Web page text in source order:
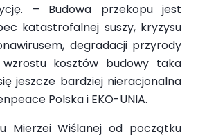
– Budowa przekopu jest
katastrofalnej suszy, kryzysu
degradacji przyrody
kosztów budowy taka
jeszcze bardziej nieracjonalna
Polska i EKO-UNIA.
Mierzei Wiślanej od początku